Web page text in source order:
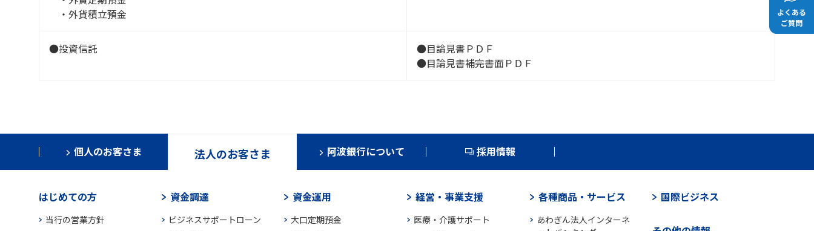
よくある
ご質問
・外貨積立預金
●投資信託
●目論見書ＰＤＦ
●目論見書補完書面ＰＤＦ
個人のお客さま 法人のお客さま 阿波銀行について 採用情報
はじめての方
当行の営業方針
資金調達
ビジネスサポートローン
資金運用
大口定期預金
経営・事業支援
医療・介護サポート
各種商品・サービス
あわぎん法人インターネ
国際ビジネス